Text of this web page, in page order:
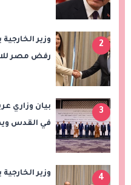
2
وزير
رفض مصر
3
بيان وزاري
في القدس
4
وزير